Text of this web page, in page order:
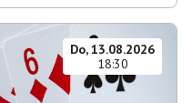
Do, 13.08.2026
18:30